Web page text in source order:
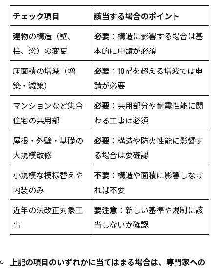
チェック項目
該当する場合のポイント
建物の構造（壁、
柱、梁）の変更
必要 ：構造に影響する場合は基
本的に申請が必須
床面積の増減（増
築・減築）
必要 ：10㎡を超える増減では申
請が必要
マンションなど集合
住宅の共用部
必要 ：共用部分や耐震性能に関
わる工事は必須
屋根・外壁・基礎の
大規模改修
必要 ：構造や防火性能に影響す
る場合は要確認
小規模な模様替えや
内装のみ
不要 ：構造や面積に影響しなけ
れば不要
近年の法改正対象工
事
要注意 ：新しい基準や規制に該
当しないか確認
上記の項目のいずれかに当てはまる場合は、専門家への